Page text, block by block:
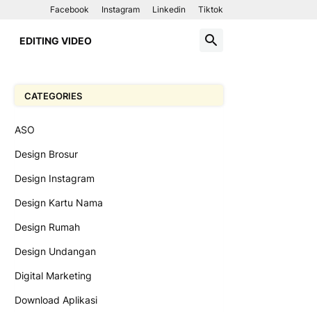
Facebook Instagram Linkedin Tiktok
EDITING VIDEO
CATEGORIES
ASO
Design Brosur
Design Instagram
Design Kartu Nama
Design Rumah
Design Undangan
Digital Marketing
Download Aplikasi